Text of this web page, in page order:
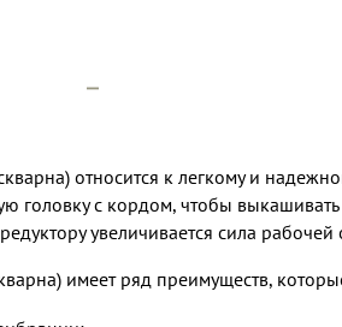
относится к легкому и
головку с кордом, чтобы
увеличивается сила
имеет ряд преимуществ,